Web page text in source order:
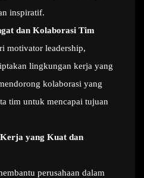
inspiratif.
dan Kolaborasi Tim
motivator leadership,
lingkungan kerja yang
kolaborasi yang
tim untuk mencapai tujuan
yang Kuat dan
perusahaan dalam